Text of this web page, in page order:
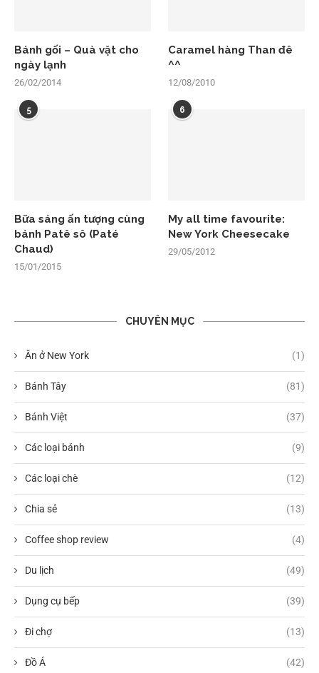
Bánh gối – Quà vặt cho
ngày lạnh
26/02/2014
Caramel hàng Than đê
^^
12/08/2010
5
Bữa sáng ấn tượng cùng
bánh Patê sô (Paté
Chaud)
15/01/2015
6
My all time favourite:
New York Cheesecake
29/05/2012
CHUYÊN MỤC
Ăn ở New York (1)
Bánh Tây (81)
Bánh Việt (37)
Các loại bánh (9)
Các loại chè (12)
Chia sẻ (13)
Coffee shop review (4)
Du lịch (49)
Dụng cụ bếp (39)
Đi chợ (13)
Đồ Á (42)